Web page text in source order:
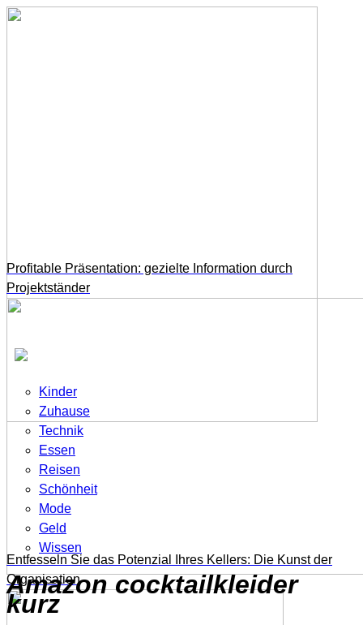
Profitable Präsentation: gezielte Information durch
Projektständer
Entfesseln Sie das Potenzial Ihres Kellers: Die Kunst der
Organisation
Kinder
Zuhause
Technik
Essen
Reisen
Schönheit
Mode
Geld
Wissen
Amazon cocktailkleider
kurz